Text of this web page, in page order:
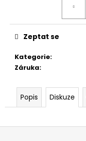
Kategorie:
Záruka:
Zeptat se
Popis Diskuze
Z